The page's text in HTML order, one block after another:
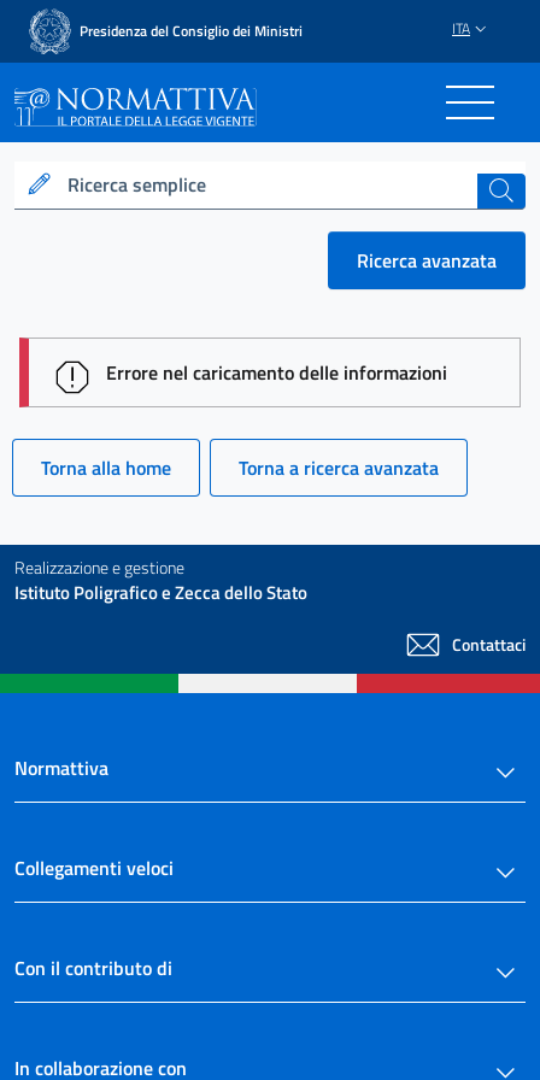
Presidenza del Consiglio dei Ministri ITA
Normattiva - Il portale
Ricerca semplice cerca
Ricerca avanzata
session id:
Errore nel caricamento delle informazioni
Torna alla home Torna a ricerca avanzata
Realizzazione e gestione
Istituto Poligrafico e Zecca dello Stato
Contattaci
Normattiva
Collegamenti veloci
Con il contributo di
In collaborazione con